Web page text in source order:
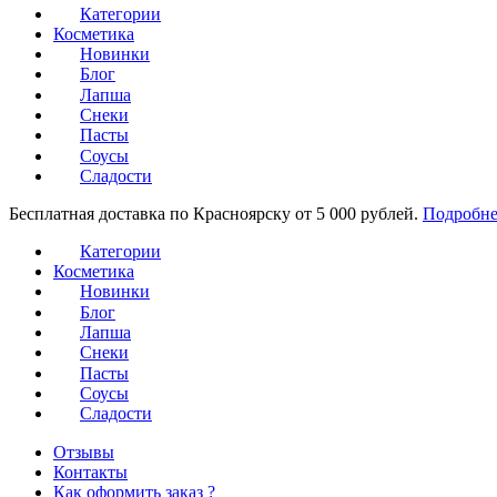
Категории
Косметика
Новинки
Блог
Лапша
Снеки
Пасты
Соусы
Сладости
Бесплатная доставка по Красноярску от 5 000 рублей.
Категории
Косметика
Новинки
Блог
Лапша
Снеки
Пасты
Соусы
Сладости
Отзывы
Контакты
Как оформить заказ ?